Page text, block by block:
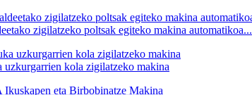
zigilatzeko poltsak egiteko makina automatikoa...
uzkurgarrien kola zigilatzeko makina